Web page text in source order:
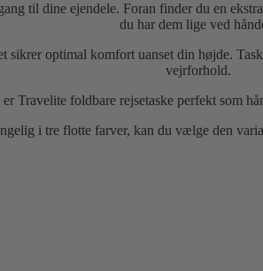
til dine ejendele. Foran finder du en
du har dem lige ved
optimal komfort uanset din højde.
vejrforhold.
Travelite foldbare rejsetaske perfekt som
i tre flotte farver, kan du vælge den